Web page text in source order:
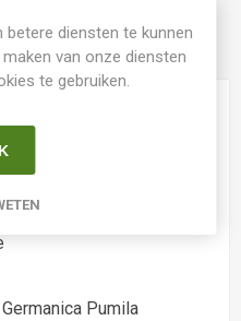
Pumila
diensten te kunnen
van onze diensten
te gebruiken.